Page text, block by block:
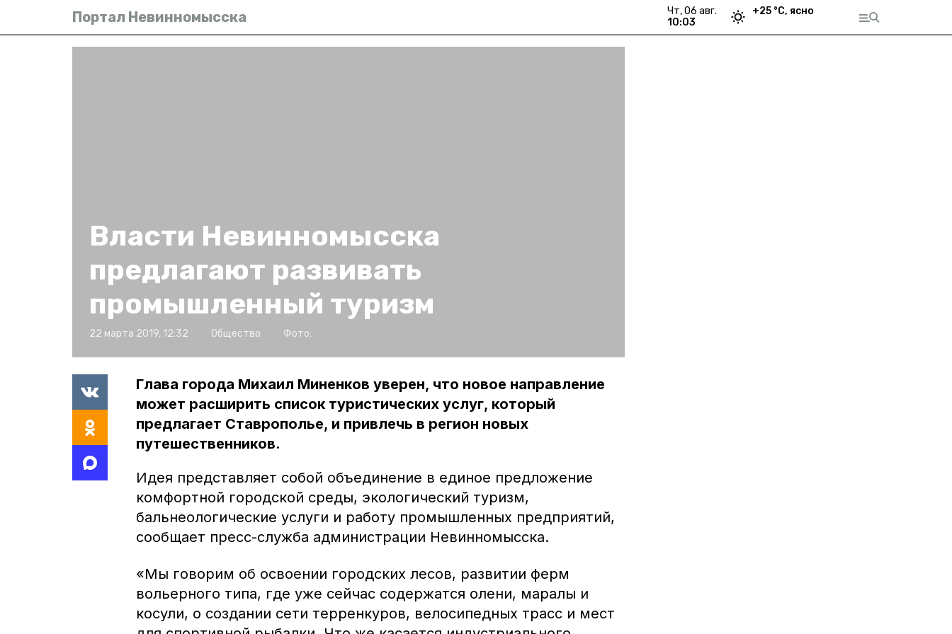
Портал Невинномысска
чт, 06 авг.
10:03
+25 °С, ясно
Власти Невинномысска
предлагают развивать
промышленный туризм
22 марта 2019, 12:32 Общество Фото:
Глава города Михаил Миненков уверен, что новое направление
может расширить список туристических услуг, который
предлагает Ставрополье, и привлечь в регион новых
путешественников.
Идея представляет собой объединение в единое предложение
комфортной городской среды, экологический туризм,
бальнеологические услуги и работу промышленных предприятий,
сообщает пресс-служба администрации Невинномысска.
«Мы говорим об освоении городских лесов, развитии ферм
вольерного типа, где уже сейчас содержатся олени, маралы и
косули, о создании сети терренкуров, велосипедных трасс и мест